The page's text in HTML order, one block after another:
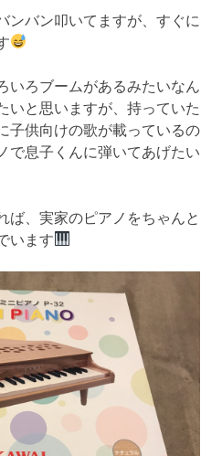
ンバン叩いてますが、すぐに
いろブームがあるみたいなん
いと思いますが、持っていた
子供向けの歌が載っているの
で息子くんに弾いてあげたい
ば、実家のピアノをちゃんと
います